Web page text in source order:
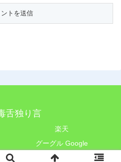
舌独り言
楽天
グーグル Google